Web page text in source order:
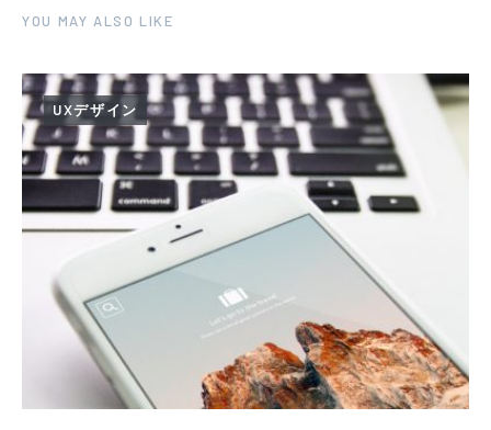
YOU MAY ALSO LIKE
UXデザイン